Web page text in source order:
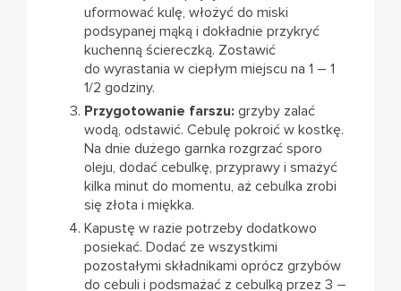
uformować kulę, włożyć do miski
podsypanej mąką i dokładnie przykryć
kuchenną ściereczką. Zostawić
do wyrastania w ciepłym miejscu na 1 – 1
1/2 godziny.
Przygotowanie farszu: grzyby zalać
wodą, odstawić. Cebulę pokroić w kostkę.
Na dnie dużego garnka rozgrzać sporo
oleju, dodać cebulkę, przyprawy i smażyć
kilka minut do momentu, aż cebulka zrobi
się złota i miękka.
Kapustę w razie potrzeby dodatkowo
posiekać. Dodać ze wszystkimi
pozostałymi składnikami oprócz grzybów
do cebuli i podsmażać z cebulką przez 3 –